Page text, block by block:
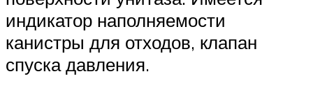
индикатор наполняемости
канистры для отходов, клапан
спуска давления.